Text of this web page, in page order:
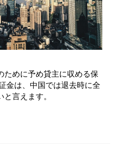
ために予め貸主に収める保
金は、中国では退去時に全
言えます。